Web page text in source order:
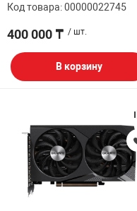
Код товара: 00000022745
400 000 ₸ / шт.
В корзину